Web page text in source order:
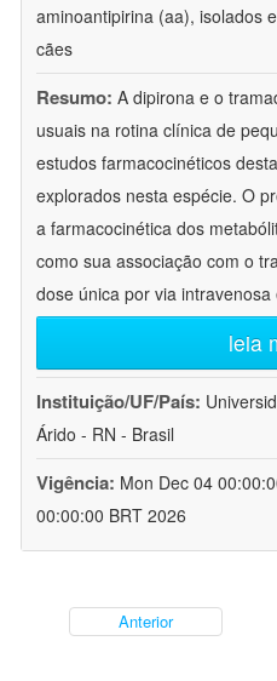
aminoantipirina (aa), isolados
cães
Resumo: A dipirona e o
usuais na rotina clínica de
estudos farmacocinéticos
explorados nesta espécie. O
a farmacocinética dos
como sua associação com o
dose única por via
leia
Instituição/UF/País:
Árido - RN - Brasil
Vigência: Mon Dec 04
00:00:00 BRT 2026
Anterior